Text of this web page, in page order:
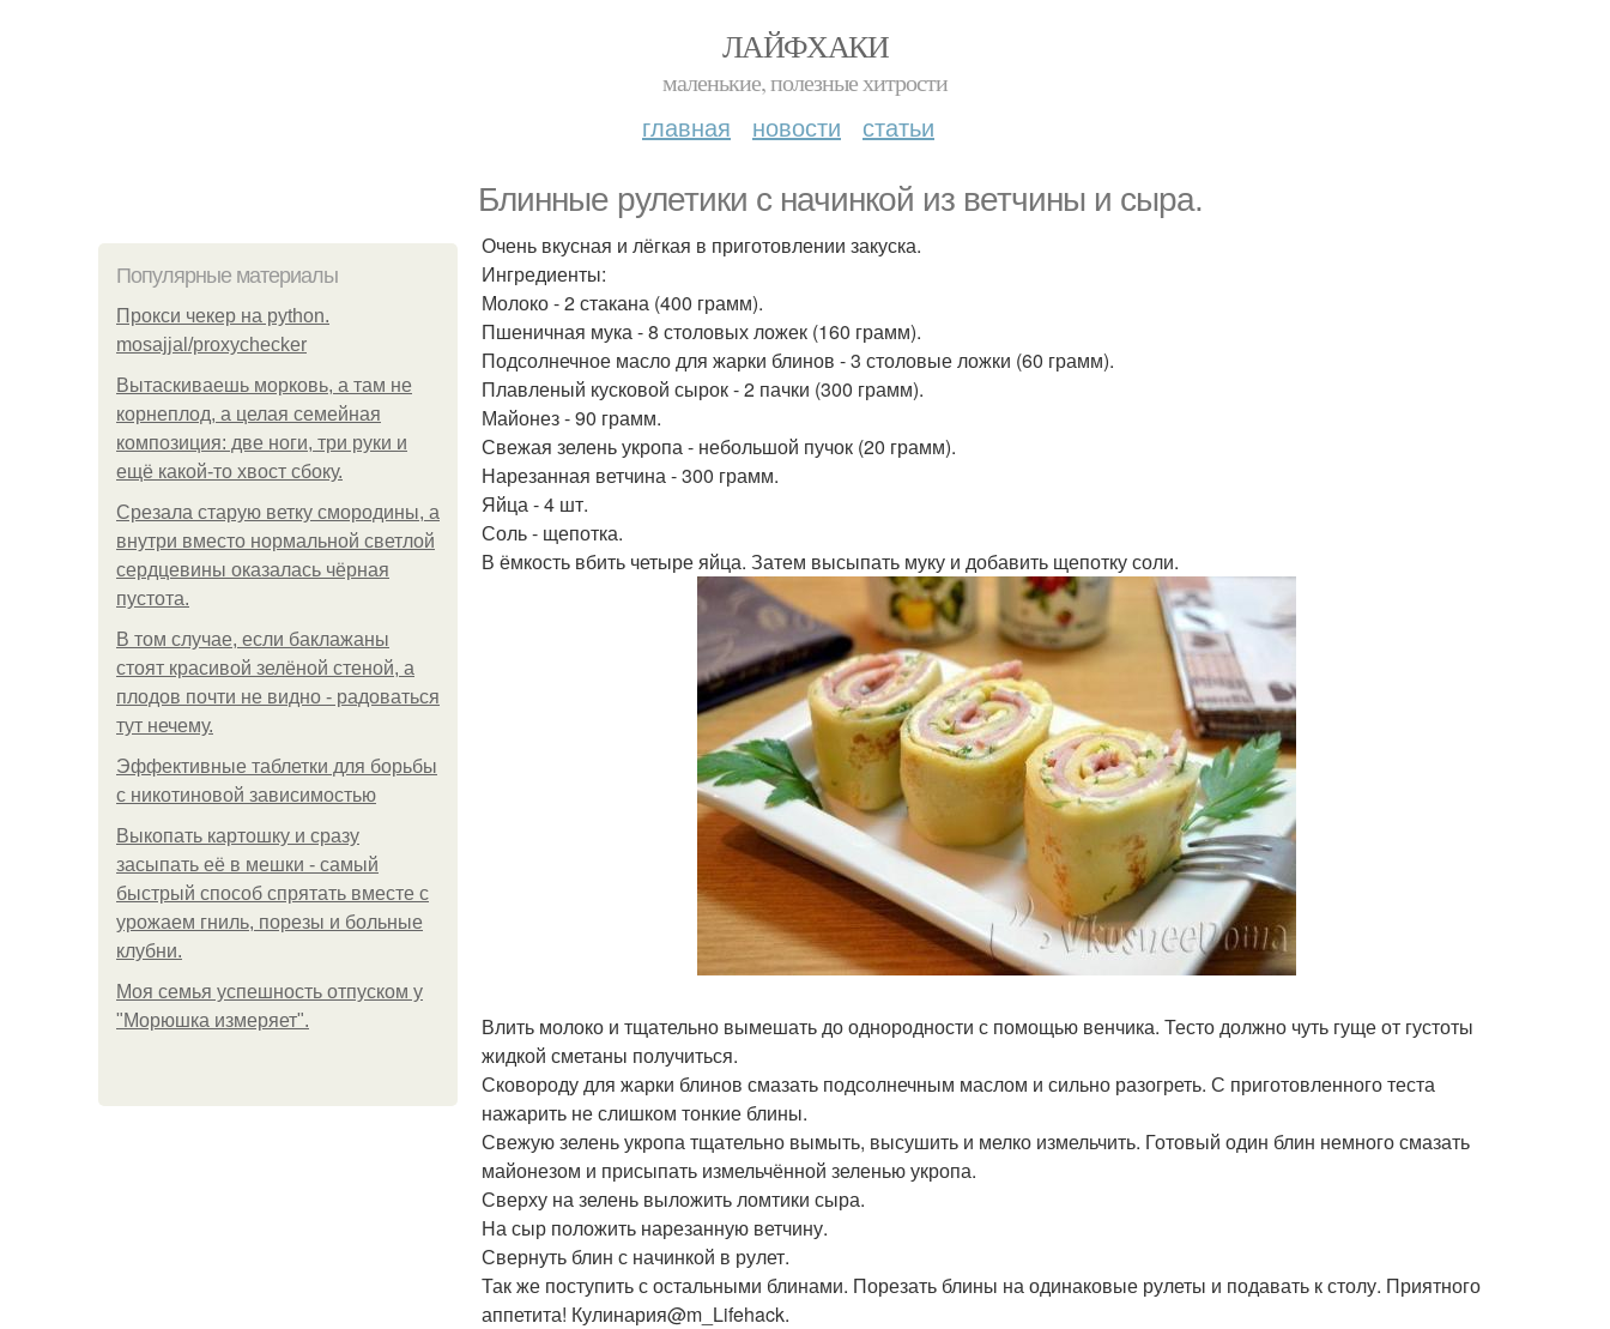
ЛАЙФХАКИ
маленькие, полезные хитрости
главная новости статьи
Блинные рулетики с начинкой из ветчины и сыра.
Популярные материалы
Прокси чекер на python.
mosajjal/proxychecker
Вытаскиваешь морковь, а там не
корнеплод, а целая семейная
композиция: две ноги, три руки и
ещё какой-то хвост сбоку.
Срезала старую ветку смородины, а
внутри вместо нормальной светлой
сердцевины оказалась чёрная
пустота.
В том случае, если баклажаны
стоят красивой зелёной стеной, а
плодов почти не видно - радоваться
тут нечему.
Эффективные таблетки для борьбы
с никотиновой зависимостью
Выкопать картошку и сразу
засыпать её в мешки - самый
быстрый способ спрятать вместе с
урожаем гниль, порезы и больные
клубни.
Моя семья успешность отпуском у
"Морюшка измеряет".
Очень вкусная и лёгкая в приготовлении закуска.
Ингредиенты:
Молоко - 2 стакана (400 грамм).
Пшеничная мука - 8 столовых ложек (160 грамм).
Подсолнечное масло для жарки блинов - 3 столовые ложки (60 грамм).
Плавленый кусковой сырок - 2 пачки (300 грамм).
Майонез - 90 грамм.
Свежая зелень укропа - небольшой пучок (20 грамм).
Нарезанная ветчина - 300 грамм.
Яйца - 4 шт.
Соль - щепотка.
В ёмкость вбить четыре яйца. Затем высыпать муку и добавить щепотку соли.
Влить молоко и тщательно вымешать до однородности с помощью венчика. Тесто должно чуть гуще от густоты
жидкой сметаны получиться.
Сковороду для жарки блинов смазать подсолнечным маслом и сильно разогреть. С приготовленного теста
нажарить не слишком тонкие блины.
Свежую зелень укропа тщательно вымыть, высушить и мелко измельчить. Готовый один блин немного смазать
майонезом и присыпать измельчённой зеленью укропа.
Сверху на зелень выложить ломтики сыра.
На сыр положить нарезанную ветчину.
Свернуть блин с начинкой в рулет.
Так же поступить с остальными блинами. Порезать блины на одинаковые рулеты и подавать к столу. Приятного
аппетита! Кулинария@m_Lifehack.